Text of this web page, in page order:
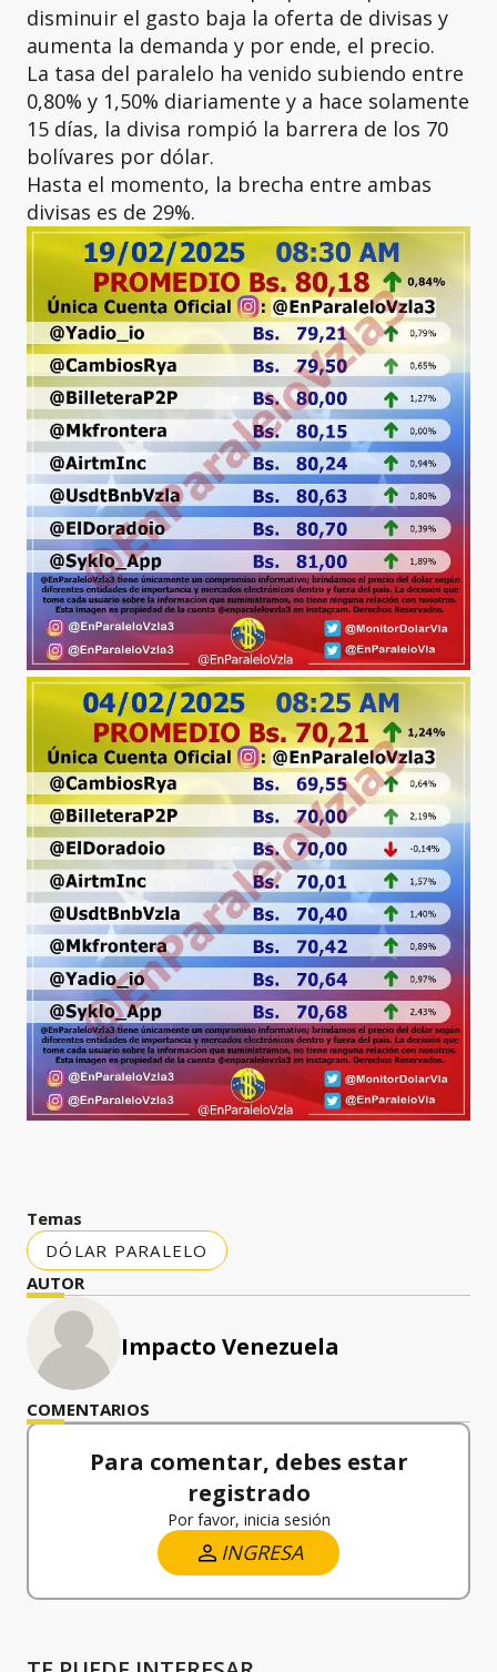
disminuir el gasto baja la oferta de divisas y
aumenta la demanda y por ende, el precio.
La tasa del paralelo ha venido subiendo entre
0,80% y 1,50% diariamente y a hace solamente
15 días, la divisa rompió la barrera de los 70
bolívares por dólar.
Hasta el momento, la brecha entre ambas
divisas es de 29%.
Temas
DÓLAR PARALELO
AUTOR
Impacto Venezuela
COMENTARIOS
Para comentar, debes estar
registrado
Por favor, inicia sesión
INGRESA